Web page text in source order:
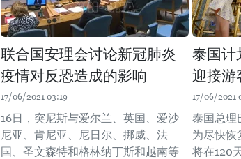
联合国安理会讨论新冠肺炎
疫情对反恐造成的影响
17/06/2021 03:19
16日，突尼斯与爱尔兰、英国、爱沙
尼亚、肯尼亚、尼日尔、挪威、法
国、圣文森特和格林纳丁斯和越南等
泰国计
迎接游
17/06/2021
泰国总理
为尽快恢
将在120